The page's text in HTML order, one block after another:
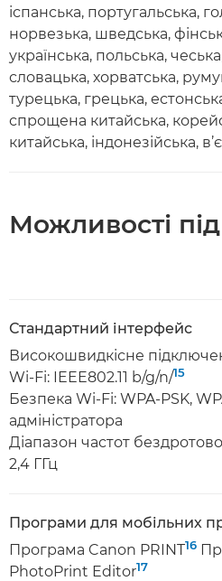
іспанська, португальська,
норвезька, шведська,
українська, польська,
словацька, хорватська,
турецька, грецька,
спрощена китайська,
китайська, індонезійська,
Можливості
Стандартний інтерфейс
Високошвидкісне
Wi-Fi: IEEE802.11 b/g/n/15
Безпека Wi-Fi: WPA-PSK,
адміністратора
Діапазон частот
2,4 ГГц
Програми для мобільних
Програма Canon PRINT16
PhotoPrint Editor17